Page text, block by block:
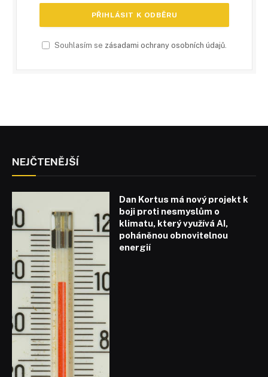
Souhlasím se zásadami ochrany osobních údajů.
NEJČTENĚJŠÍ
Dan Kortus má nový projekt k
boji proti nesmyslům o
klimatu, který využívá AI,
poháněnou obnovitelnou
energií